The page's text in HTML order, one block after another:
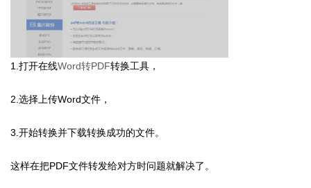
1.打开在线Word转PDF转换工具，
2.选择上传Word文件，
3.开始转换并下载转换成功的文件。
这样在把PDF文件转发给对方时问题就解决了。